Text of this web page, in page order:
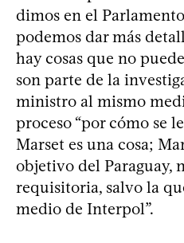
dimos en el
podemos dar más
hay cosas que no
son parte de la
ministro al mismo
proceso “por cómo se
Marset es una cosa;
objetivo del Paraguay,
requisitoria, salvo la
medio de Interpol”.